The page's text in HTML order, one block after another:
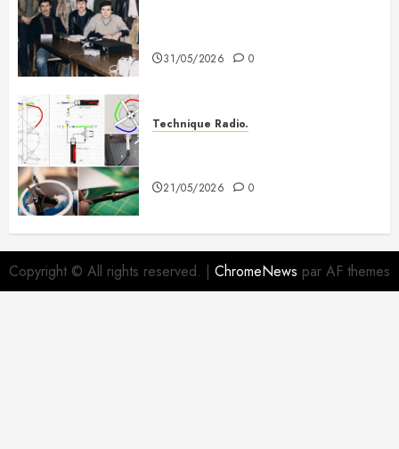
31/05/2026 0
Technique Radio.
21/05/2026 0
Copyright © All rights reserved. | ChromeNews par AF themes